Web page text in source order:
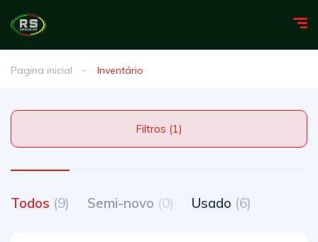
Pagina inicial Inventário
Filtros (1)
Todos (9) Semi-novo (0) Usado (6)